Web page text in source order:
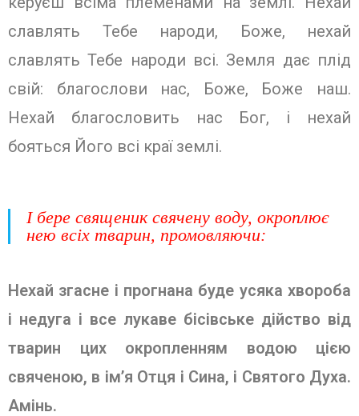
славлять Тебе народи, Боже, нехай
славлять Тебе народи всі. Земля дає плід
свій: благослови нас, Боже, Боже наш.
Нехай благословить нас Бог, і нехай
бояться Його всі краї землі.
І бере священик свячену воду, окроплює
нею всіх тварин, промовляючи:
Нехай згасне і прогнана буде усяка хвороба
і недуга і все лукаве бісівське дійство від
тварин цих окропленням водою цією
свяченою, в ім’я Отця і Сина, і Святого Духа.
Амінь.